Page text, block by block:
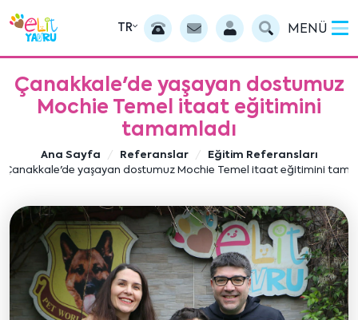
TR MENÜ
Çanakkale'de yaşayan dostumuz
Mochie Temel itaat eğitimini
tamamladı
Ana Sayfa Referanslar
Eğitim Referansları
Çanakkale'de yaşayan dostumuz Mochie Temel itaat eğitimini